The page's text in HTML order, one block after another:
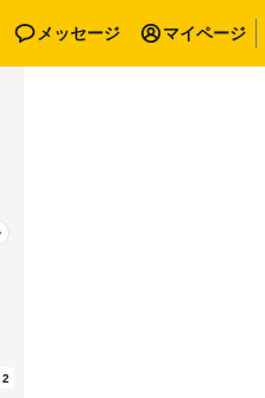
メッセージ マイページ
2